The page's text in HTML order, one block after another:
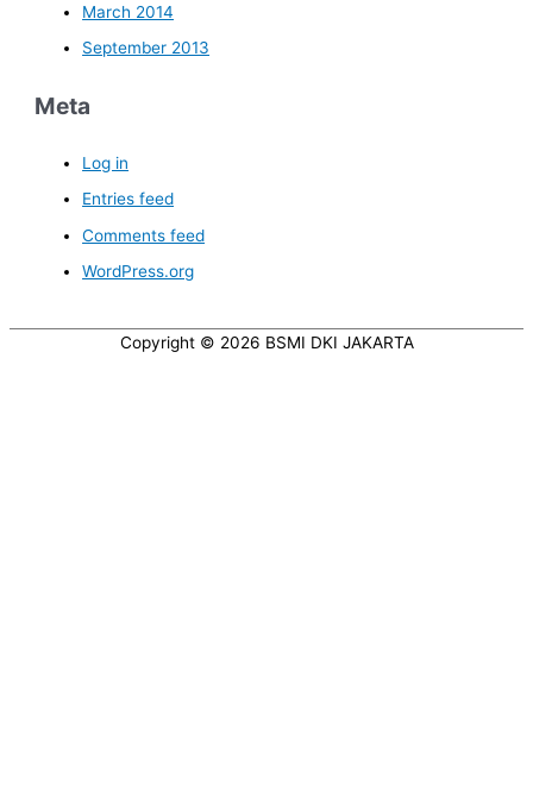
March 2014
September 2013
Meta
Log in
Entries feed
Comments feed
WordPress.org
Copyright © 2026 BSMI DKI JAKARTA